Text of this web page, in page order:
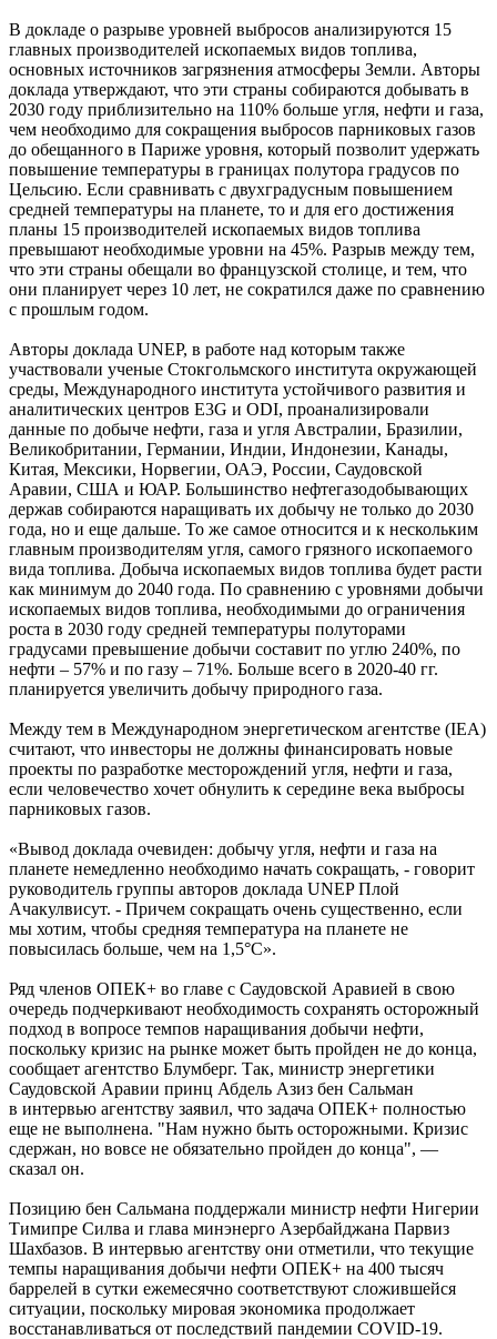
В докладе о разрыве уровней выбросов анализируются 15
главных производителей ископаемых видов топлива,
основных источников загрязнения атмосферы Земли. Авторы
доклада утверждают, что эти страны собираются добывать в
2030 году приблизительно на 110% больше угля, нефти и газа,
чем необходимо для сокращения выбросов парниковых газов
до обещанного в Париже уровня, который позволит удержать
повышение температуры в границах полутора градусов по
Цельсию. Если сравнивать с двухградусным повышением
средней температуры на планете, то и для его достижения
планы 15 производителей ископаемых видов топлива
превышают необходимые уровни на 45%. Разрыв между тем,
что эти страны обещали во французской столице, и тем, что
они планирует через 10 лет, не сократился даже по сравнению
с прошлым годом.
Авторы доклада UNEP, в работе над которым также
участвовали ученые Стокгольмского института окружающей
среды, Международного института устойчивого развития и
аналитических центров E3G и ODI, проанализировали
данные по добыче нефти, газа и угля Австралии, Бразилии,
Великобритании, Германии, Индии, Индонезии, Канады,
Китая, Мексики, Норвегии, ОАЭ, России, Саудовской
Аравии, США и ЮАР. Большинство нефтегазодобывающих
держав собираются наращивать их добычу не только до 2030
года, но и еще дальше. То же самое относится и к нескольким
главным производителям угля, самого грязного ископаемого
вида топлива. Добыча ископаемых видов топлива будет расти
как минимум до 2040 года. По сравнению с уровнями добычи
ископаемых видов топлива, необходимыми до ограничения
роста в 2030 году средней температуры полуторами
градусами превышение добычи составит по углю 240%, по
нефти – 57% и по газу – 71%. Больше всего в 2020-40 гг.
планируется увеличить добычу природного газа.
Между тем в Международном энергетическом агентстве (IEA)
считают, что инвесторы не должны финансировать новые
проекты по разработке месторождений угля, нефти и газа,
если человечество хочет обнулить к середине века выбросы
парниковых газов.
«Вывод доклада очевиден: добычу угля, нефти и газа на
планете немедленно необходимо начать сокращать, - говорит
руководитель группы авторов доклада UNEP Плой
Ачакулвисут. - Причем сокращать очень существенно, если
мы хотим, чтобы средняя температура на планете не
повысилась больше, чем на 1,5°С».
Ряд членов ОПЕК+ во главе с Саудовской Аравией в свою
очередь подчеркивают необходимость сохранять осторожный
подход в вопросе темпов наращивания добычи нефти,
поскольку кризис на рынке может быть пройден не до конца,
сообщает агентство Блумберг. Так, министр энергетики
Саудовской Аравии принц Абдель Азиз бен Сальман
в интервью агентству заявил, что задача ОПЕК+ полностью
еще не выполнена. "Нам нужно быть осторожными. Кризис
сдержан, но вовсе не обязательно пройден до конца", —
сказал он.
Позицию бен Сальмана поддержали министр нефти Нигерии
Тимипре Силва и глава минэнерго Азербайджана Парвиз
Шахбазов. В интервью агентству они отметили, что текущие
темпы наращивания добычи нефти ОПЕК+ на 400 тысяч
баррелей в сутки ежемесячно соответствуют сложившейся
ситуации, поскольку мировая экономика продолжает
восстанавливаться от последствий пандемии COVID-19.